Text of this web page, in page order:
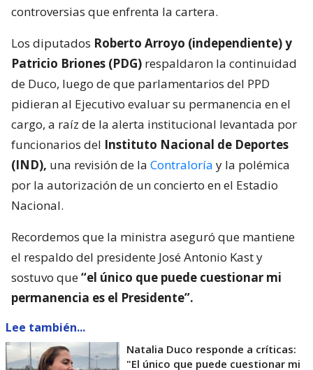
controversias que enfrenta la cartera.
Los diputados Roberto Arroyo (independiente) y
Patricio Briones (PDG) respaldaron la continuidad
de Duco, luego de que parlamentarios del PPD
pidieran al Ejecutivo evaluar su permanencia en el
cargo, a raíz de la alerta institucional levantada por
funcionarios del Instituto Nacional de Deportes
(IND), una revisión de la Contraloría y la polémica
por la autorización de un concierto en el Estadio
Nacional.
Recordemos que la ministra aseguró que mantiene
el respaldo del presidente José Antonio Kast y
sostuvo que“el único que puede cuestionar mi
permanencia es el Presidente”.
Lee también...
Natalia Duco responde a críticas:
"El único que puede cuestionar mi